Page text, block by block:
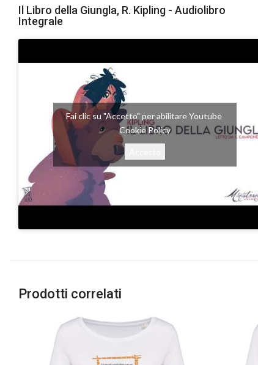
Il Libro della Giungla, R. Kipling - Audiolibro
Integrale
Fai clic su "Accetto" per abilitare Youtube
Cookie Policy
Prodotti correlati